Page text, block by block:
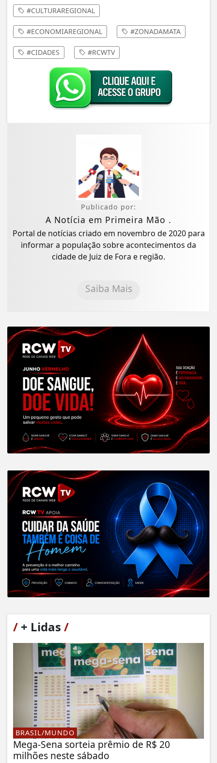
#CULTURAREGIONAL
#ECONOMIAREGIONAL #ZONADAMATA
#CIDADES #RCWTV
Publicado por:
A Notícia em Primeira Mão .
Portal de notícias criado em novembro de 2020 para
informar a população sobre acontecimentos da
cidade de Juiz de Fora e região.
Saiba Mais
/ + Lidas /
BRASIL/MUNDO
Mega-Sena sorteia prêmio de R$ 20
milhões neste sábado